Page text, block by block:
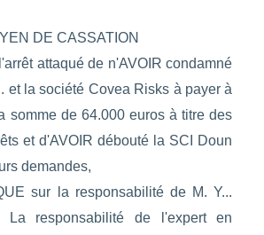
DE CASSATION
attaqué de n'AVOIR condamné
et la société Covea Risks à payer à
somme de 64.000 euros à titre des
et d'AVOIR débouté la SCI Doun
demandes,
sur la responsabilité de M. Y...
La responsabilité de l'expert en